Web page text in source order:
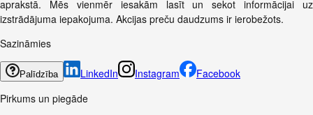
aprakstā. Mēs vienmēr iesakām lasīt un sekot informācijai uz
izstrādājuma iepakojuma. Akcijas preču daudzums ir ierobežots.
Sazināmies
Palīdzība LinkedIn Instagram
Facebook
Pirkums un piegāde